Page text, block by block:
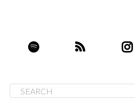
Nos primeiros anos, você
uma metodologia de eficiência
saída da mercadoria do CD –